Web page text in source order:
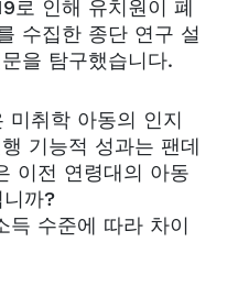
로 인해 유치원이 폐
수집한 종단 연구 설
을 탐구했습니다.
미취학 아동의 인지
기능적 성과는 팬데
이전 연령대의 아동
까?
득 수준에 따라 차이